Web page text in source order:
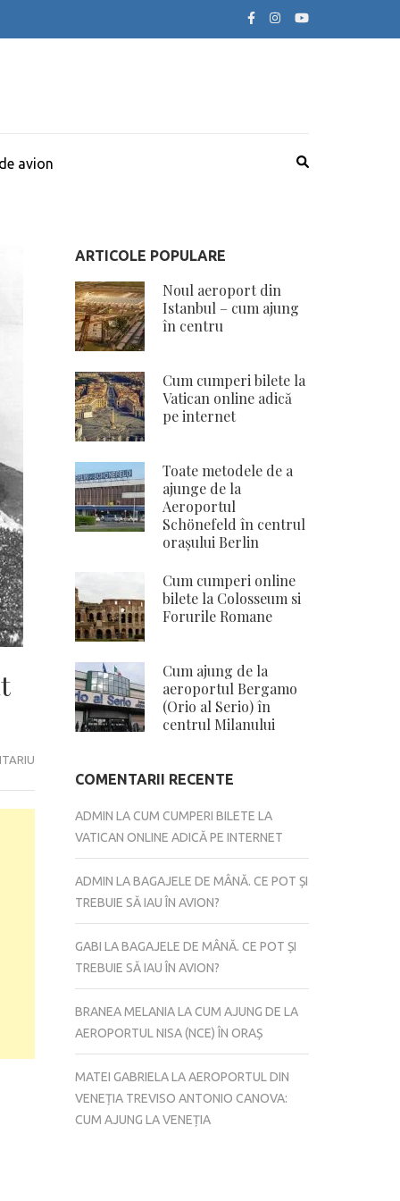
avion
STATUIA
(CRISTO
LISABONA
ARTICOLE POPULARE
Noul aeroport din
Istanbul – cum ajung
în centru
Cum cumperi bilete la
Vatican online adică
pe internet
Toate metodele de a
ajunge de la
Aeroportul
Schönefeld în centrul
orașului Berlin
Cum cumperi online
bilete la Colosseum si
Forurile Romane
Cum ajung de la
aeroportul Bergamo
(Orio al Serio) în
centrul Milanului
COMENTARII RECENTE
ADMIN LACUM CUMPERI BILETE LA
VATICAN ONLINE ADICĂ PE INTERNET
ADMIN LABAGAJELE DE MÂNĂ. CE POT ȘI
TREBUIE SĂ IAU ÎN AVION?
GABI LABAGAJELE DE MÂNĂ. CE POT ȘI
TREBUIE SĂ IAU ÎN AVION?
BRANEA MELANIALACUM AJUNG DE LA
AEROPORTUL NISA (NCE) ÎN ORAȘ
MATEI GABRIELALAAEROPORTUL DIN
VENEȚIA TREVISO ANTONIO CANOVA:
CUM AJUNG LA VENEȚIA